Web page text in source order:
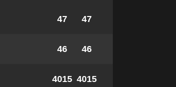
47 47
46 46
4015 4015